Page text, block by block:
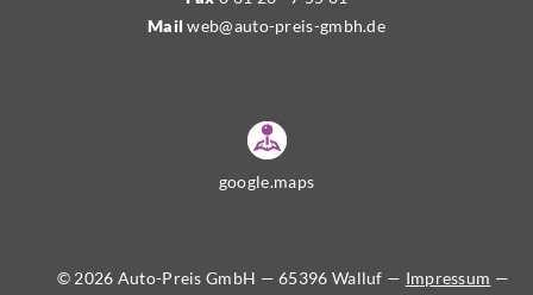
Mail web@auto-preis-gmbh.de
google.maps
© 2026 Auto-Preis GmbH — 65396 Walluf — Impressum —